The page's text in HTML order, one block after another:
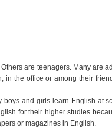
are teenagers. Many are
the office or among their
and girls learn English at
for their higher studies
or magazines in English.